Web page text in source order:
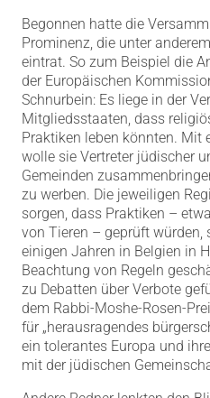
Begonnen hatte die
Prominenz, die unter
eintrat. So zum Beispiel die
der Europäischen
Schnurbein: Es liege in der
Mitgliedsstaaten, dass
Praktiken leben könnten. Mit
wolle sie Vertreter jüdischer
Gemeinden
zu werben. Die jeweiligen
sorgen, dass Praktiken –
von Tieren – geprüft würden,
einigen Jahren in Belgien in
Beachtung von Regeln
zu Debatten über Verbote
dem Rabbi-Moshe-Rosen-
für „herausragendes
ein tolerantes Europa und
mit der jüdischen